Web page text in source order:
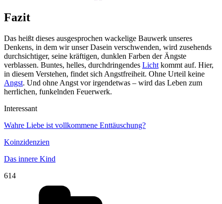
Fazit
Das heißt dieses ausgesprochen wackelige Bauwerk unseres
Denkens, in dem wir unser Dasein verschwenden, wird zusehends
durchsichtiger, seine kräftigen, dunklen Farben der Ängste
verblassen. Buntes, helles, durchdringendes Licht kommt auf. Hier,
in diesem Verstehen, findet sich Angstfreiheit. Ohne Urteil keine
Angst. Und ohne Angst vor irgendetwas – wird das Leben zum
herrlichen, funkelnden Feuerwerk.
Interessant
Wahre Liebe ist vollkommene Enttäuschung?
Koinzidenzien
Das innere Kind
614